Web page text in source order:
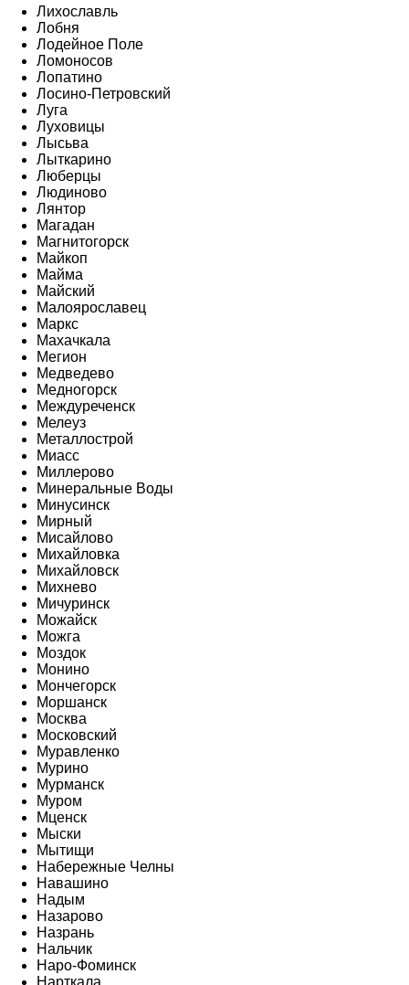
Лихославль
Лобня
Лодейное Поле
Ломоносов
Лопатино
Лосино-Петровский
Луга
Луховицы
Лысьва
Лыткарино
Люберцы
Людиново
Лянтор
Магадан
Магнитогорск
Майкоп
Майма
Майский
Малоярославец
Маркс
Махачкала
Мегион
Медведево
Медногорск
Междуреченск
Мелеуз
Металлострой
Миасс
Миллерово
Минеральные Воды
Минусинск
Мирный
Мисайлово
Михайловка
Михайловск
Михнево
Мичуринск
Можайск
Можга
Моздок
Монино
Мончегорск
Моршанск
Москва
Московский
Муравленко
Мурино
Мурманск
Муром
Мценск
Мыски
Мытищи
Набережные Челны
Навашино
Надым
Назарово
Назрань
Нальчик
Наро-Фоминск
Нарткала